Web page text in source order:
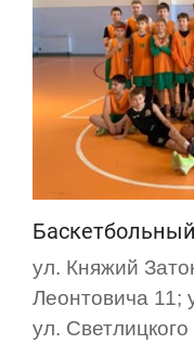
ул. Княжий
Леонтовича 11;
ул. Светлицкого